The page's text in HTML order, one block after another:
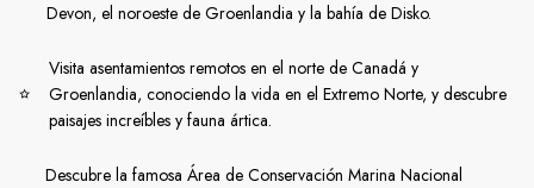
Devon, el noroeste de Groenlandia y la bahía de Disko.
Visita asentamientos remotos en el norte de Canadá y
Groenlandia, conociendo la vida en el Extremo Norte, y descubre
paisajes increíbles y fauna ártica.
Descubre la famosa Área de Conservación Marina Nacional